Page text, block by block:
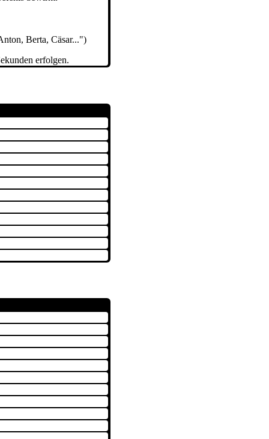
Berta, Cäsar...")
erfolgen.